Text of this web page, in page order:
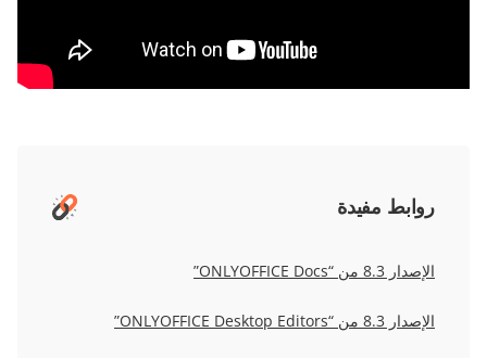
روابط مفيدة
الإصدار 8.3 من “ONLYOFFICE Docs”
الإصدار 8.3 من “ONLYOFFICE Desktop Editors”